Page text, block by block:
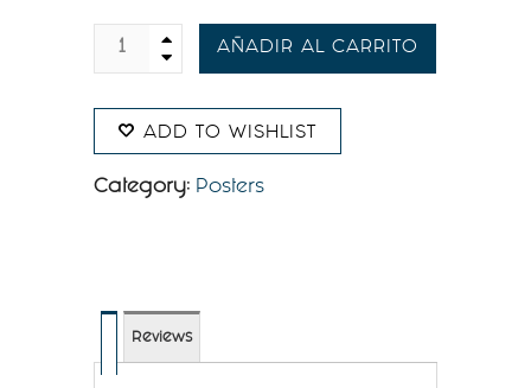
AÑADIR AL CARRITO
ADD TO WISHLIST
Category: Posters
Reviews